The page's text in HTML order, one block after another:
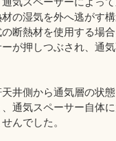
の湿気を外へ逃がす
断熱材を使用する場
が押しつぶされ、通
井側から通気層の状
通気スペーサー自体
んでした。